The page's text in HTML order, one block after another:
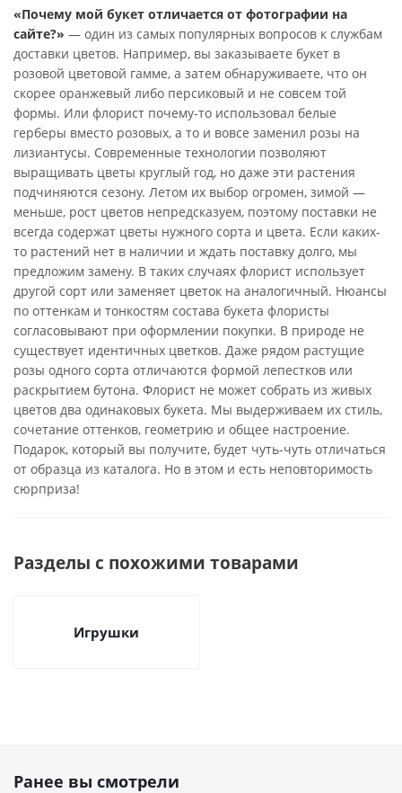
«Почему мой букет отличается от фотографии на
сайте?» — один из самых популярных вопросов к службам
доставки цветов. Например, вы заказываете букет в
розовой цветовой гамме, а затем обнаруживаете, что он
скорее оранжевый либо персиковый и не совсем той
формы. Или флорист почему-то использовал белые
герберы вместо розовых, а то и вовсе заменил розы на
лизиантусы. Современные технологии позволяют
выращивать цветы круглый год, но даже эти растения
подчиняются сезону. Летом их выбор огромен, зимой —
меньше, рост цветов непредсказуем, поэтому поставки не
всегда содержат цветы нужного сорта и цвета. Если каких-
то растений нет в наличии и ждать поставку долго, мы
предложим замену. В таких случаях флорист использует
другой сорт или заменяет цветок на аналогичный. Нюансы
по оттенкам и тонкостям состава букета флористы
согласовывают при оформлении покупки. В природе не
существует идентичных цветков. Даже рядом растущие
розы одного сорта отличаются формой лепестков или
раскрытием бутона. Флорист не может собрать из живых
цветов два одинаковых букета. Мы выдерживаем их стиль,
сочетание оттенков, геометрию и общее настроение.
Подарок, который вы получите, будет чуть-чуть отличаться
от образца из каталога. Но в этом и есть неповторимость
сюрприза!
Разделы с похожими товарами
Игрушки
Ранее вы смотрели